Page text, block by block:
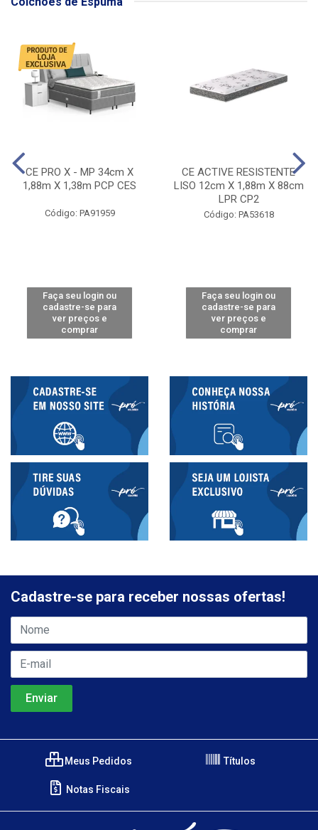
CE PRO X - MP 34cm X
1,88m X 1,38m PCP CES
Código: PA91959
Faça seu login ou
cadastre-se para
ver preços e
comprar
CE ACTIVE RESISTENTE
LISO 12cm X 1,88m X 88cm
LPR CP2
Código: PA53618
Faça seu login ou
cadastre-se para
ver preços e
comprar
Cadastre-se para receber nossas ofertas!
Meus Pedidos Títulos
Notas Fiscais